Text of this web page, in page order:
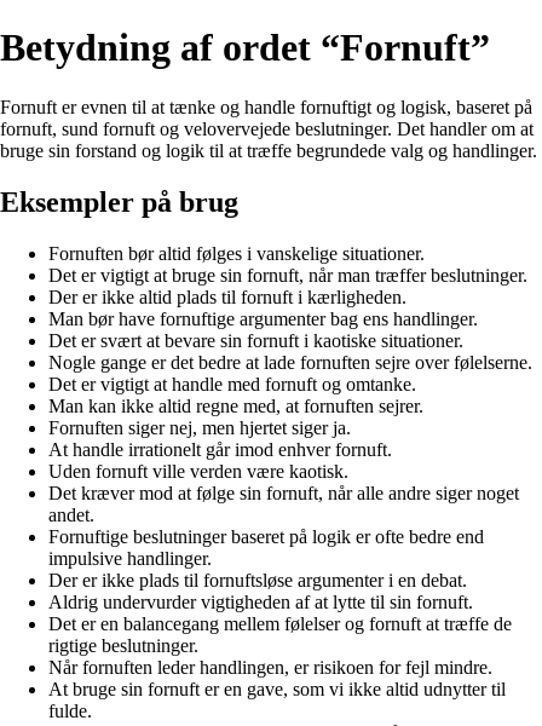
Betydning af ordet “Fornuft”
Fornuft er evnen til at tænke og handle fornuftigt og logisk, baseret på
fornuft, sund fornuft og velovervejede beslutninger. Det handler om at
bruge sin forstand og logik til at træffe begrundede valg og handlinger.
Eksempler på brug
Fornuften bør altid følges i vanskelige situationer.
Det er vigtigt at bruge sin fornuft, når man træffer beslutninger.
Der er ikke altid plads til fornuft i kærligheden.
Man bør have fornuftige argumenter bag ens handlinger.
Det er svært at bevare sin fornuft i kaotiske situationer.
Nogle gange er det bedre at lade fornuften sejre over følelserne.
Det er vigtigt at handle med fornuft og omtanke.
Man kan ikke altid regne med, at fornuften sejrer.
Fornuften siger nej, men hjertet siger ja.
At handle irrationelt går imod enhver fornuft.
Uden fornuft ville verden være kaotisk.
Det kræver mod at følge sin fornuft, når alle andre siger noget
andet.
Fornuftige beslutninger baseret på logik er ofte bedre end
impulsive handlinger.
Der er ikke plads til fornuftsløse argumenter i en debat.
Aldrig undervurder vigtigheden af at lytte til sin fornuft.
Det er en balancegang mellem følelser og fornuft at træffe de
rigtige beslutninger.
Når fornuften leder handlingen, er risikoen for fejl mindre.
At bruge sin fornuft er en gave, som vi ikke altid udnytter til
fulde.